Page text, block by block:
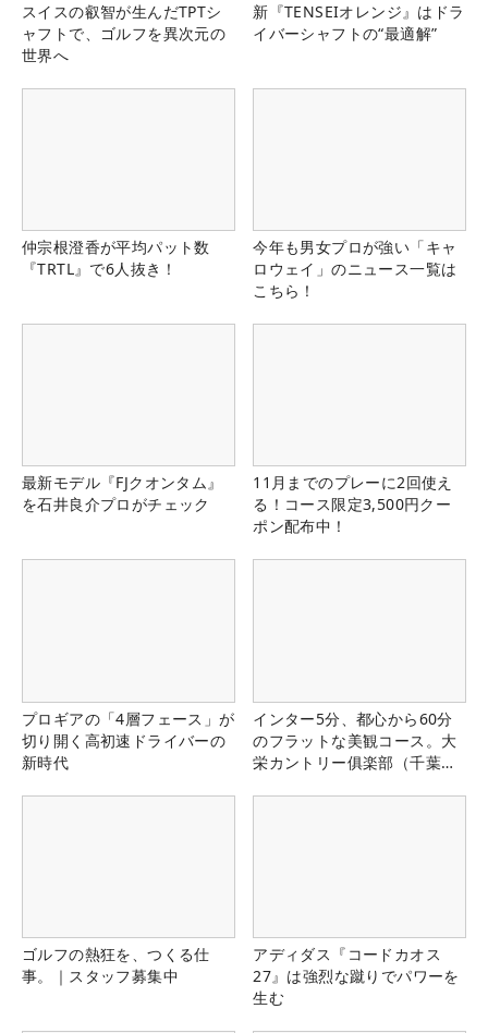
スイスの叡智が生んだTPTシ
ャフトで、ゴルフを異次元の
世界へ
新『TENSEIオレンジ』はドラ
イバーシャフトの“最適解”
仲宗根澄香が平均パット数
『TRTL』で6人抜き！
今年も男女プロが強い「キャ
ロウェイ」のニュース一覧は
こちら！
最新モデル『FJクオンタム』
を石井良介プロがチェック
11月までのプレーに2回使え
る！コース限定3,500円クー
ポン配布中！
プロギアの「4層フェース」が
切り開く高初速ドライバーの
新時代
インター5分、都心から60分
のフラットな美観コース。大
栄カントリー俱楽部（千葉
ゴルフの熱狂を、つくる仕
事。｜スタッフ募集中
アディダス『コードカオス
27』は強烈な蹴りでパワーを
生む